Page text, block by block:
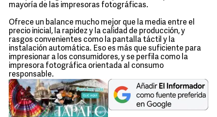
mayoría de las impresoras fotográficas.
Ofrece un balance mucho mejor que la media entre el
precio inicial, la rapidez y la calidad de producción, y
rasgos convenientes como la pantalla táctil y la
instalación automática. Eso es más que suficiente para
impresionar a los consumidores, y se perfila como la
impresora fotográfica orientada al consumo
responsable.